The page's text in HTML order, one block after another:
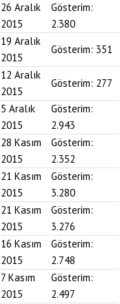
26 Aralık
2015
Gösterim:
2.380
19 Aralık
2015
Gösterim: 351
12 Aralık
2015
Gösterim: 277
5 Aralık
2015
Gösterim:
2.943
28 Kasım
2015
Gösterim:
2.352
21 Kasım
2015
Gösterim:
3.280
21 Kasım
2015
Gösterim:
3.276
16 Kasım
2015
Gösterim:
2.748
7 Kasım
2015
Gösterim:
2.497